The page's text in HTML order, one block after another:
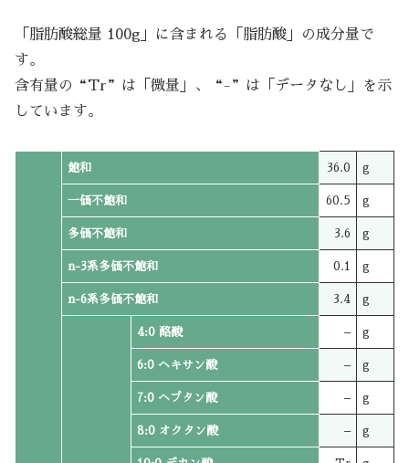
「脂肪酸総量 100g」に含まれる「脂肪酸」の成分量で
す。
含有量の“Tr”は「微量」、“-”は「データなし」を示
しています。
飽和 36.0 g
一価不飽和 60.5 g
多価不飽和 3.6 g
n-3系多価不飽和 0.1 g
n-6系多価不飽和 3.4 g
4:0 酪酸 – g
6:0 ヘキサン酸 – g
7:0 ヘプタン酸 – g
8:0 オクタン酸 – g